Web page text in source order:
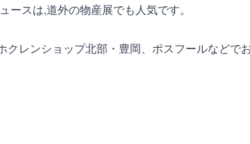
ースは,道外の物産展でも人気です。
クレンショップ北部・豊岡、ポスフールなどで